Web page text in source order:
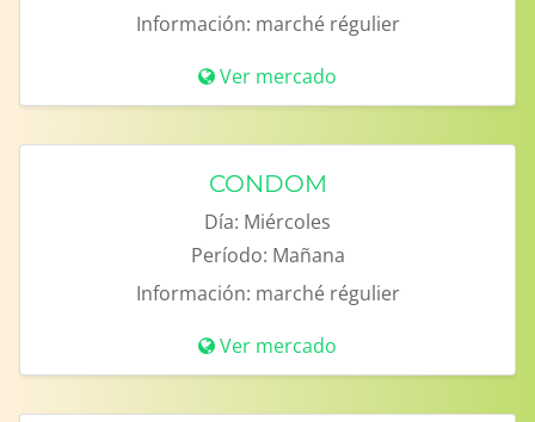
Información: marché régulier
Ver mercado
CONDOM
Día: Miércoles
Período: Mañana
Información: marché régulier
Ver mercado